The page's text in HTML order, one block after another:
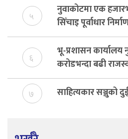
५
नुवाकोटमा एक
सिँचाइ पूर्वाधार
६
भू-प्रशासन कार्यालय
करोडभन्दा बढी
बेरुजु फर्छयौट
७ साहित्यकार सञ्जुको